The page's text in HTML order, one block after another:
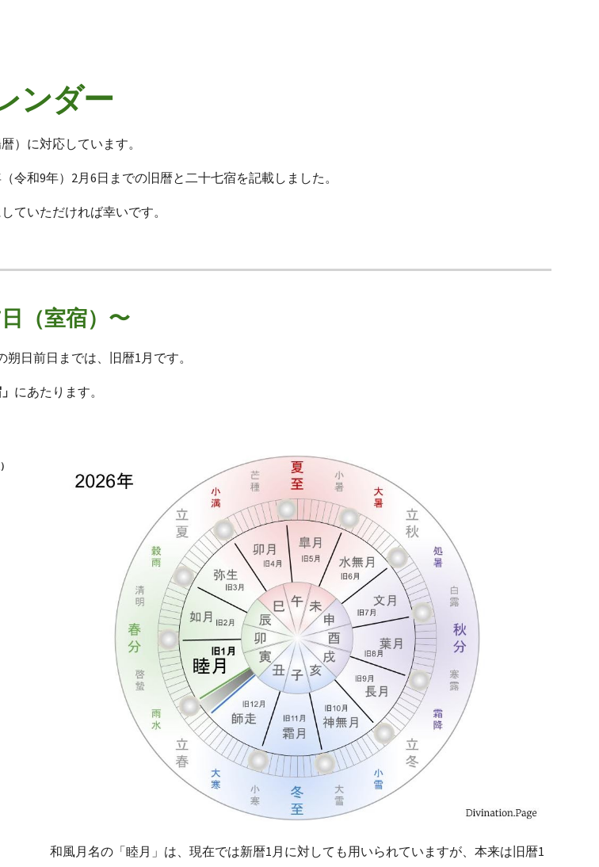
ンダー
）に対応しています。
令和9年）2月6日までの旧暦と二十七宿を記載しました。
ていただければ幸いです。
（室宿）〜
日前日までは、旧暦1月です。
にあたります。
和風月名の「睦月」は、現在では新暦1月に対しても用いられていますが、本来は旧暦1